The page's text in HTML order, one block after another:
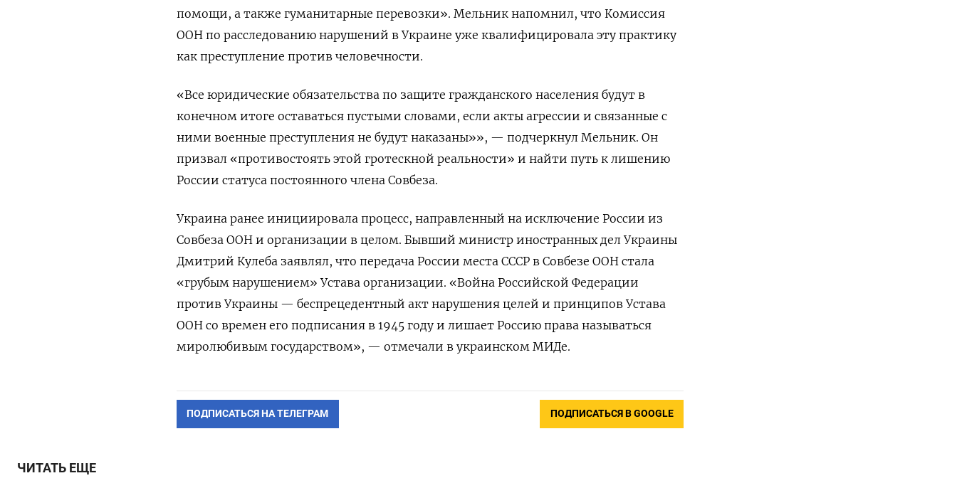
помощи, а также гуманитарные перевозки». Мельник напомнил, что Комиссия
ООН по расследованию нарушений в Украине уже квалифицировала эту практику
как преступление против человечности.
«Все юридические обязательства по защите гражданского населения будут в
конечном итоге оставаться пустыми словами, если акты агрессии и связанные с
ними военные преступления не будут наказаны»», — подчеркнул Мельник. Он
призвал «противостоять этой гротескной реальности» и найти путь к лишению
России статуса постоянного члена Совбеза.
Украина ранее инициировала процесс, направленный на исключение России из
Совбеза ООН и организации в целом. Бывший министр иностранных дел Украины
Дмитрий Кулеба заявлял, что передача России места СССР в Совбезе ООН стала
«грубым нарушением» Устава организации. «Война Российской Федерации
против Украины — беспрецедентный акт нарушения целей и принципов Устава
ООН со времен его подписания в 1945 году и лишает Россию права называться
миролюбивым государством», — отмечали в украинском МИДе.
ПОДПИСАТЬСЯ НА ТЕЛЕГРАМ ПОДПИСАТЬСЯ В GOOGLE
ЧИТАТЬ ЕЩЕ